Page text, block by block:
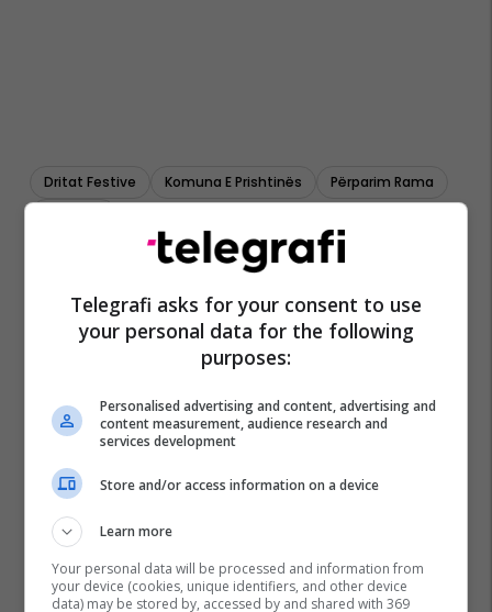
Dritat Festive Komuna E Prishtinës
Përparim Rama
Telegrafi asks for your consent to use
your personal data for the following
purposes:
Personalised advertising and content, advertising and
content measurement, audience research and
services development
Store and/or access information on a device
Learn more
Your personal data will be processed and information from
your device (cookies, unique identifiers, and other device
data) may be stored by, accessed by and shared with 369